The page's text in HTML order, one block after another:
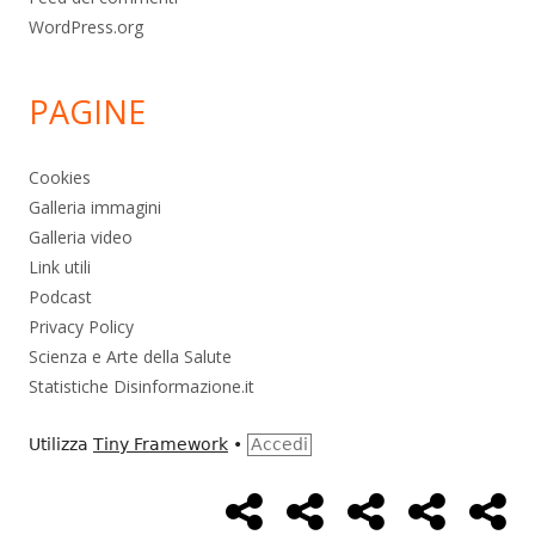
WordPress.org
PAGINE
Cookies
Galleria immagini
Galleria video
Link utili
Podcast
Privacy Policy
Scienza e Arte della Salute
Statistiche Disinformazione.it
Utilizza Tiny Framework • Accedi
MenùHome
Page
Alimentazione
AmbienteBambini